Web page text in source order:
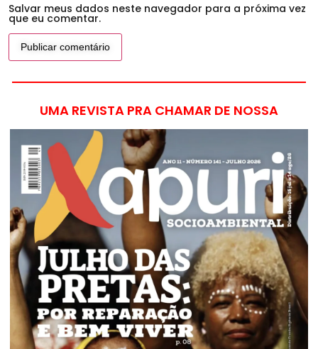
Salvar meus dados neste navegador para a próxima vez
que eu comentar.
UMA REVISTA PRA CHAMAR DE NOSSA